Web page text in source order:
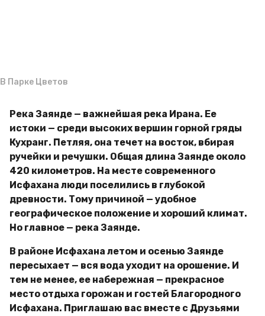
В Парке Цветов
Река Заянде — важнейшая река Ирана. Ее
истоки — среди высоких вершин горной гряды
Кухранг. Петляя, она течет на восток, вбирая
ручейки и речушки. Общая длина Заянде около
420 километров. На месте современного
Исфахана люди поселились в глубокой
древности. Тому причиной — удобное
географическое положение и хороший климат.
Но главное — река Заянде.
В районе Исфахана летом и осенью Заянде
пересыхает — вся вода уходит на орошение. И
тем не менее, ее набережная — прекрасное
место отдыха горожан и гостей Благородного
Исфахана. Приглашаю вас вместе с Друзьями